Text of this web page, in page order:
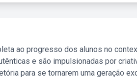
ao progresso dos alunos no
e são impulsionadas por
para se tornarem uma geração